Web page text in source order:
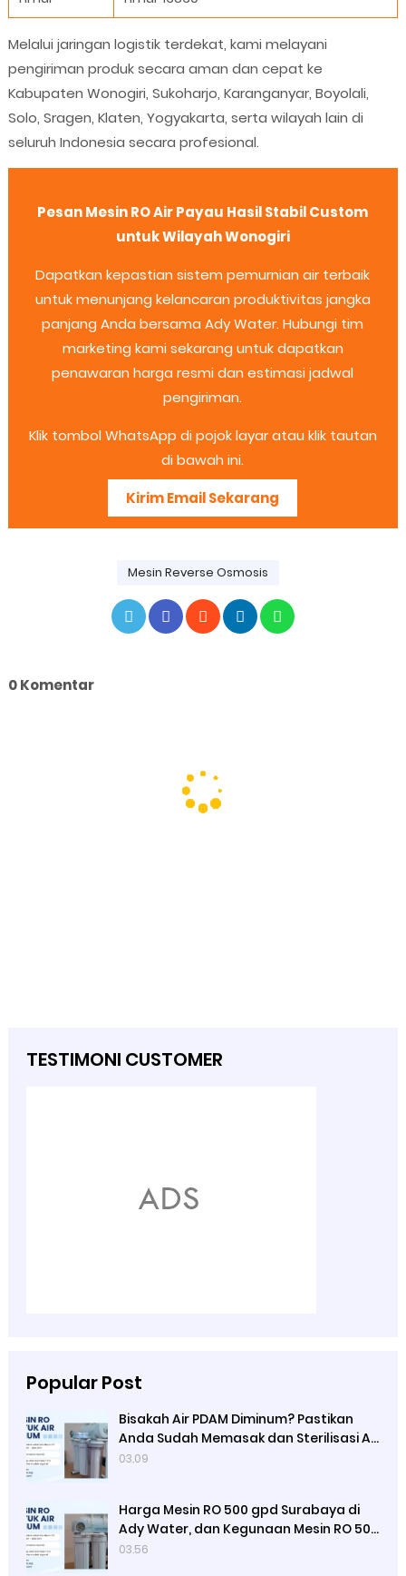
Melalui jaringan logistik terdekat, kami melayani
pengiriman produk secara aman dan cepat ke
Kabupaten Wonogiri, Sukoharjo, Karanganyar, Boyolali,
Solo, Sragen, Klaten, Yogyakarta, serta wilayah lain di
seluruh Indonesia secara profesional.
Pesan Mesin RO Air Payau Hasil Stabil Custom
untuk Wilayah Wonogiri
Dapatkan kepastian sistem pemurnian air terbaik
untuk menunjang kelancaran produktivitas jangka
panjang Anda bersama Ady Water. Hubungi tim
marketing kami sekarang untuk dapatkan
penawaran harga resmi dan estimasi jadwal
pengiriman.
Klik tombol WhatsApp di pojok layar atau klik tautan
di bawah ini.
Kirim Email Sekarang
Mesin Reverse Osmosis
0 Komentar
TESTIMONI CUSTOMER
Popular Post
Bisakah Air PDAM Diminum? Pastikan
Anda Sudah Memasak dan Sterilisasi Air
Terlebih Dulu, Fungsi Mesin Reserve
03.09
Harga Mesin RO 500 gpd Surabaya di
Ady Water, dan Kegunaan Mesin RO 500
Merek Luso
03.56